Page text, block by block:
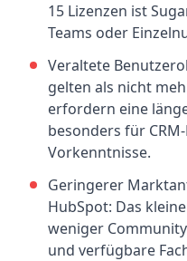
15 Lizenzen ist
Teams oder
Veraltete
gelten als nicht
erfordern eine
besonders für
Vorkenntnisse.
Geringerer
HubSpot: Das
weniger
und verfügbare